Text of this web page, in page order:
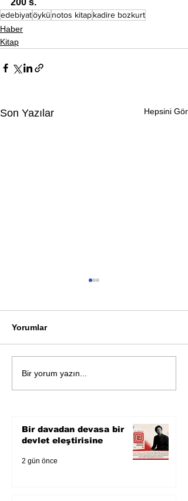
edebiyatöykü notos kitapkadire bozkurt
Haber
Kitap
Son Yazılar Hepsini Gör
Zihnin derinliklerinden
Yorumlar
Bir yorum yazın...
Bir davadan devasa bir
devlet eleştirisine
2 gün önce